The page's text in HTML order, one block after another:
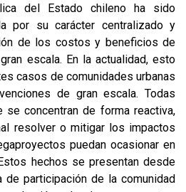
del Estado chileno ha sido
por su carácter centralizado y
de los costos y beneficios de
escala. En la actualidad, esto
casos de comunidades urbanas
de gran escala. Todas
se concentran de forma reactiva,
resolver o mitigar los impactos
puedan ocasionar en
hechos se presentan desde
participación de la comunidad